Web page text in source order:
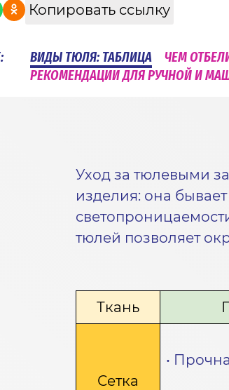
Копировать ссылку
ВИДЫ ТЮЛЯ: ТАБЛИЦА ЧЕМ
РЕКОМЕНДАЦИИ ДЛЯ РУЧНОЙ И
Уход за тюлевыми
изделия: она
тюлей позволяет
Ткань
Сетка
•